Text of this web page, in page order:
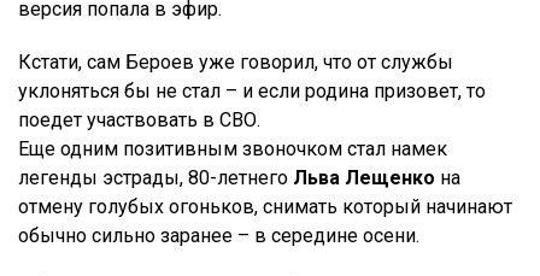
версия попала в эфир.
Кстати, сам Бероев уже говорил, что от службы
уклоняться бы не стал – и если родина призовет, то
поедет участвовать в СВО.
Еще одним позитивным звоночком стал намек
легенды эстрады, 80-летнего Льва Лещенко на
отмену голубых огоньков, снимать который начинают
обычно сильно заранее – в середине осени.